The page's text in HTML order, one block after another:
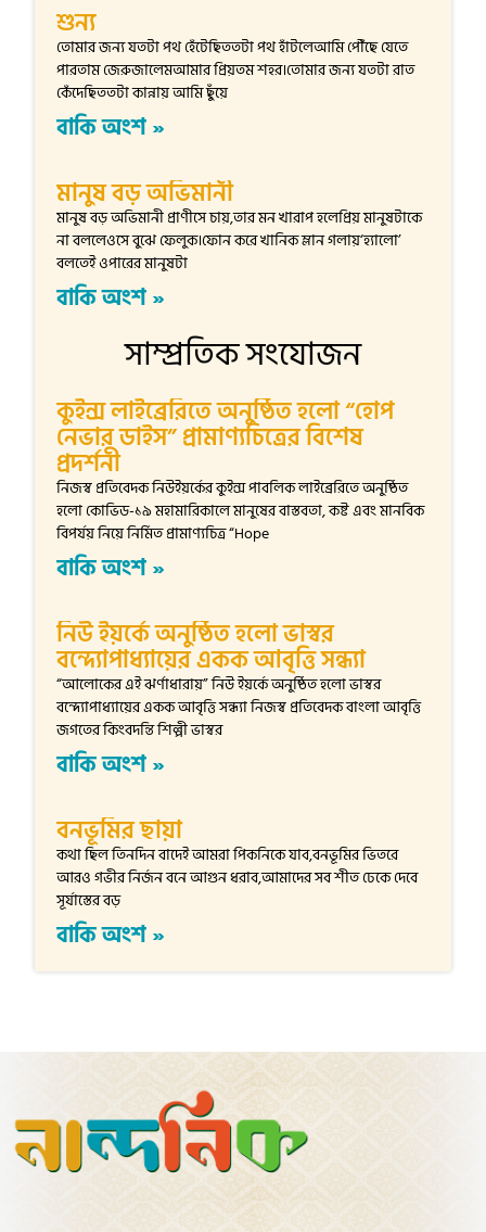
শুন্য
তোমার জন্য যতটা পথ হেঁটেছিততটা পথ হাঁটলেআমি পৌঁছে যেতে
পারতাম জেরুজালেমআমার প্রিয়তম শহর।তোমার জন্য যতটা রাত
কেঁদেছিততটা কান্নায় আমি ছুঁয়ে
বাকি অংশ »
মানুষ বড় অভিমানী
মানুষ বড় অভিমানী প্রাণীসে চায়,তার মন খারাপ হলেপ্রিয় মানুষটাকে
না বললেওসে বুঝে ফেলুক।ফোন করে খানিক ম্লান গলায়‘হ্যালো’
বলতেই ওপারের মানুষটা
বাকি অংশ »
সাম্প্রতিক সংযোজন
কুইন্স লাইব্রেরিতে অনুষ্ঠিত হলো “হোপ
নেভার ডাইস” প্রামাণ্যচিত্রের বিশেষ
প্রদর্শনী
নিজস্ব প্রতিবেদক নিউইয়র্কের কুইন্স পাবলিক লাইব্রেরিতে অনুষ্ঠিত
হলো কোভিড-১৯ মহামারিকালে মানুষের বাস্তবতা, কষ্ট এবং মানবিক
বিপর্যয় নিয়ে নির্মিত প্রামাণ্যচিত্র “Hope
বাকি অংশ »
নিউ ইয়র্কে অনুষ্ঠিত হলো ভাস্বর
বন্দ্যোপাধ্যায়ের একক আবৃত্তি সন্ধ্যা
“আলোকের এই ঝর্ণাধারায়” নিউ ইয়র্কে অনুষ্ঠিত হলো ভাস্বর
বন্দ্যোপাধ্যায়ের একক আবৃত্তি সন্ধ্যা নিজস্ব প্রতিবেদক বাংলা আবৃত্তি
জগতের কিংবদন্তি শিল্পী ভাস্বর
বাকি অংশ »
বনভূমির ছায়া
কথা ছিল তিনদিন বাদেই আমরা পিকনিকে যাব,বনভূমির ভিতরে
আরও গভীর নির্জন বনে আগুন ধরাব,আমাদের সব শীত ঢেকে দেবে
সূর্যাস্তের বড়
বাকি অংশ »